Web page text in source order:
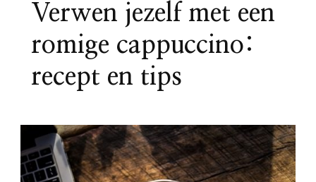
Verwen jezelf met een
romige cappuccino:
recept en tips